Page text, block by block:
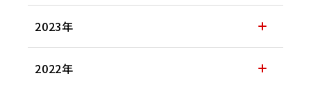
2023年
2022年